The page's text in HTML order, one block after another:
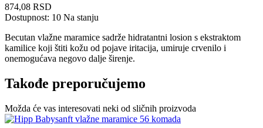
Cena
874,08 RSD
Dostupnost: 10 Na stanju
Becutan vlažne maramice sadrže hidratantni losion s ekstraktom
kamilice koji štiti kožu od pojave iritacija, umiruje crvenilo i
onemogućava negovo dalje širenje.
Takođe preporučujemo
Možda će vas interesovati neki od sličnih proizvoda